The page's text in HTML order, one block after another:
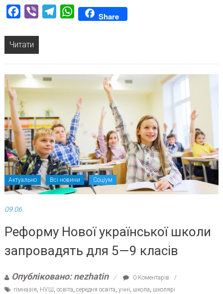
Facebook
Viber TelegramWhatsAppShare
Читати
Актуально Всі новини Соціум
09.06.
Реформу Нової української школи
запровадять для 5—9 класів
Опубліковано: nezhatin
0 Коментарів
гімназія, НУШ , освіта, середня освіта, учні, школа, школярі